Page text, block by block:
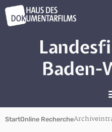
StartOnline Recherche